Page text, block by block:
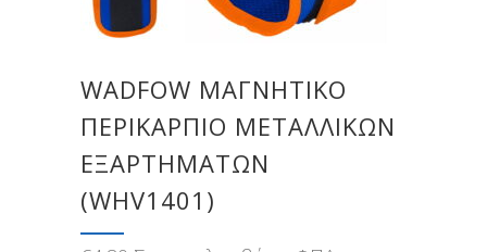
WADFOW ΜΑΓΝΗΤΙΚΟ
ΠΕΡΙΚΑΡΠΙΟ ΜΕΤΑΛΛΙΚΩΝ
ΕΞΑΡΤΗΜΑΤΩΝ
(WHV1401)